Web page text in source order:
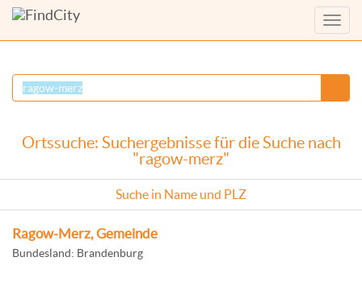
Menü
Ortssuche: Suchergebnisse für die Suche nach
"ragow-merz"
Suche in Name und PLZ
Ragow-Merz, Gemeinde
Bundesland: Brandenburg